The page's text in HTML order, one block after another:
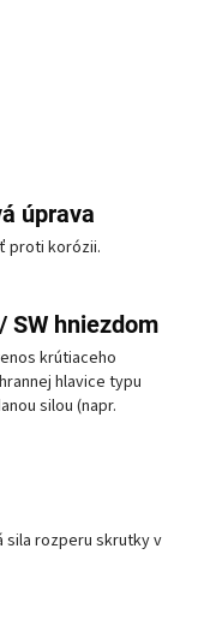
úprava
proti korózii.
SW hniezdom
krútiaceho
hlavice typu
silou (napr.
sila rozperu skrutky v